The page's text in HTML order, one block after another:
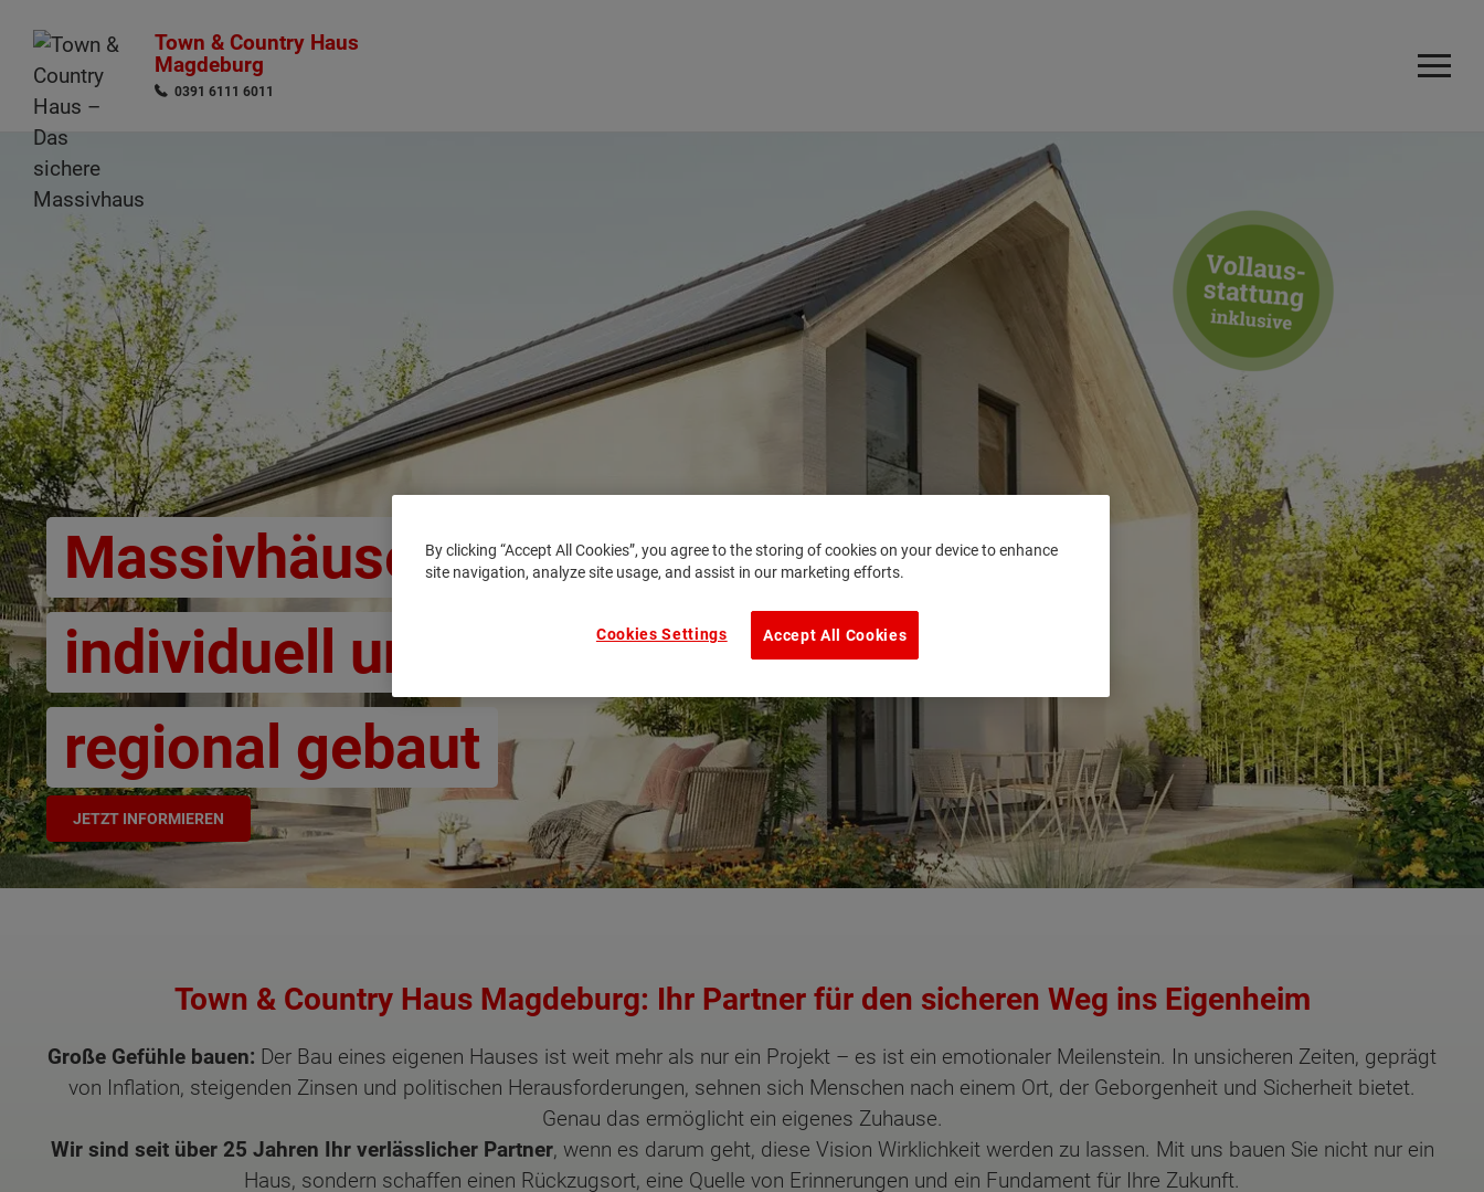
Town & Country Haus
Magdeburg
0391 6111 6011
Massivhäuser -
individuell und
regional gebaut
JETZT INFORMIEREN
Town & Country Haus Magdeburg: Ihr Partner für den sicheren Weg ins Eigenheim
Große Gefühle bauen: Der Bau eines eigenen Hauses ist weit mehr als nur ein Projekt – es ist ein emotionaler Meilenstein. In unsicheren Zeiten, geprägt
von Inflation, steigenden Zinsen und politischen Herausforderungen, sehnen sich Menschen nach einem Ort, der Geborgenheit und Sicherheit bietet.
Genau das ermöglicht ein eigenes Zuhause.
Wir sind seit über 25 Jahren Ihr verlässlicher Partner, wenn es darum geht, diese Vision Wirklichkeit werden zu lassen. Mit uns bauen Sie nicht nur ein
Haus, sondern schaffen einen Rückzugsort, eine Quelle von Erinnerungen und ein Fundament für Ihre Zukunft.
By clicking “Accept All Cookies”, you agree to the storing of cookies on your device to enhance
site navigation, analyze site usage, and assist in our marketing efforts.
Accept All Cookies
Cookies Settings